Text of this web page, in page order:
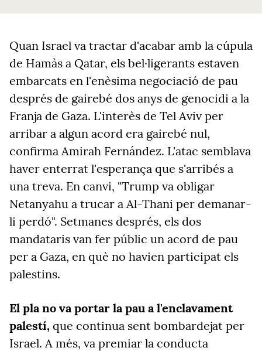
Quan Israel va tractar d'acabar amb la cúpula
de Hamàs a Qatar, els bel·ligerants estaven
embarcats en l'enèsima negociació de pau
després de gairebé dos anys de genocidi a la
Franja de Gaza. L'interès de Tel Aviv per
arribar a algun acord era gairebé nul,
confirma Amirah Fernández. L'atac semblava
haver enterrat l'esperança que s'arribés a
una treva. En canvi, "Trump va obligar
Netanyahu a trucar a Al-Thani per demanar-
li perdó". Setmanes després, els dos
mandataris van fer públic un acord de pau
per a Gaza, en què no havien participat els
palestins.
El pla no va portar la pau a l'enclavament
palestí, que continua sent bombardejat per
Israel. A més, va premiar la conducta